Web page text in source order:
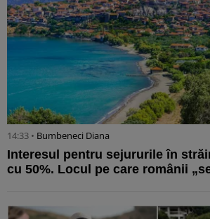
14:33 • Bumbeneci Diana
Interesul pentru sejururile în
cu 50%. Locul pe care românii